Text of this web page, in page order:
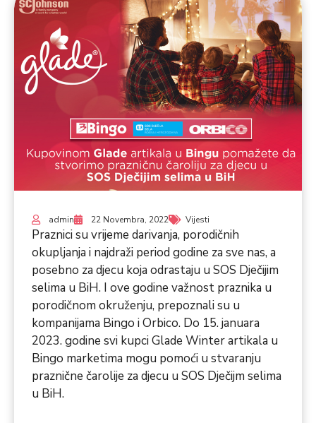
admin 22 Novembra, 2022 Vijesti
Praznici su vrijeme darivanja, porodičnih
okupljanja i najdraži period godine za sve nas, a
posebno za djecu koja odrastaju u SOS Dječijim
selima u BiH. I ove godine važnost praznika u
porodičnom okruženju, prepoznali su u
kompanijama Bingo i Orbico. Do 15. januara
2023. godine svi kupci Glade Winter artikala u
Bingo marketima mogu pomoći u stvaranju
praznične čarolije za djecu u SOS Dječijm selima
u BiH.